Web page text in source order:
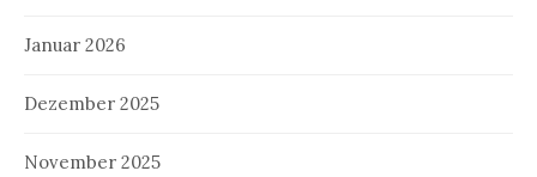
Januar 2026
Dezember 2025
November 2025